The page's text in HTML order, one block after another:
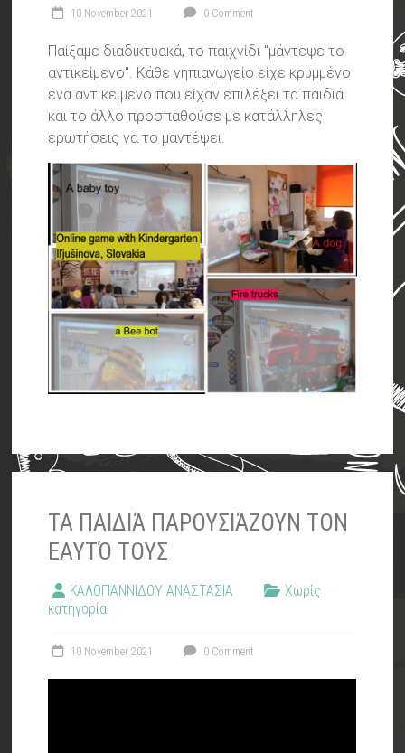
10 November 2021 0 Comment
Παίξαμε διαδικτυακά, το παιχνίδι "μάντεψε το
αντικείμενο". Κάθε νηπιαγωγείο είχε κρυμμένο
ένα αντικείμενο που είχαν επιλέξει τα παιδιά
και το άλλο προσπαθούσε με κατάλληλες
ερωτήσεις να το μαντέψει.
ΤΑ ΠΑΙΔΙΆ ΠΑΡΟΥΣΙΆΖΟΥΝ ΤΟΝ
ΕΑΥΤΌ ΤΟΥΣ
ΚΑΛΟΓΙΑΝΝΙΔΟΥ ΑΝΑΣΤΑΣΙΑ
Χωρίς
κατηγορία
10 November 2021 0 Comment